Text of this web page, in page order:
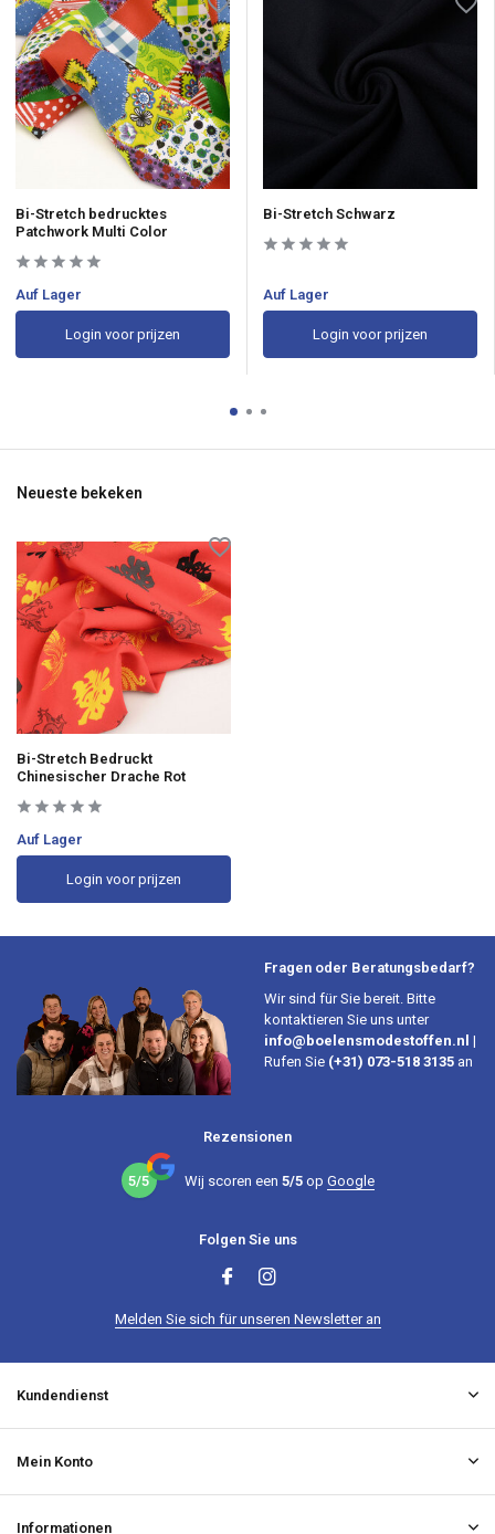
Bi-Stretch bedrucktes
Patchwork Multi Color
Auf Lager
Login voor prijzen
Bi-Stretch Schwarz
Auf Lager
Login voor prijzen
Neueste bekeken
Bi-Stretch Bedruckt
Chinesischer Drache Rot
Auf Lager
Login voor prijzen
Fragen oder Beratungsbedarf?
Wir sind für Sie bereit. Bitte
kontaktieren Sie uns unter
info@boelensmodestoffen.nl |
Rufen Sie (+31) 073-518 3135 an
Rezensionen
5/5 Wij scoren een 5/5op Google
Folgen Sie uns
Melden Sie sich für unseren Newsletter an
Kundendienst
Mein Konto
Informationen